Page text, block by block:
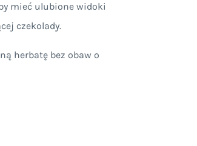
mieć ulubione widoki
czekolady.
herbatę bez obaw o